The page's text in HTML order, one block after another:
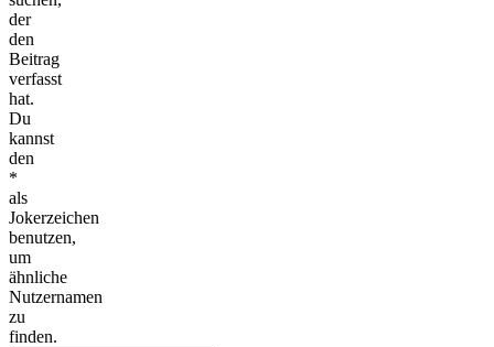
der
den
Beitrag
verfasst
hat.
Du
kannst
den
*
als
Jokerzeichen
benutzen,
um
ähnliche
Nutzernamen
zu
finden.